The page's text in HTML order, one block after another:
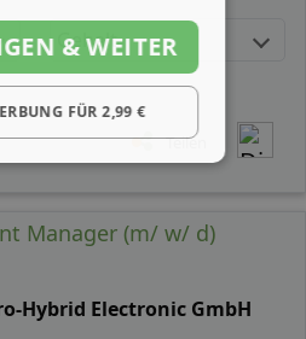
Gehalt
Teilen
Manager (m/ w/ d)
Hybrid Electronic GmbH
& WEITER
FÜR 2,99 €